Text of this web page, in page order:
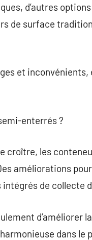
d’autres
de surface
et
enterrés ?
croître, les
améliorations
de collecte
d’améliorer
dans le